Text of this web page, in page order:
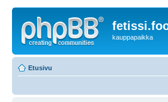
kauppapaikka
Etusivu